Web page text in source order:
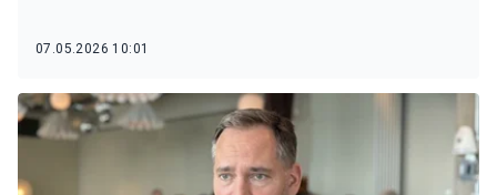
07.05.2026 10:01